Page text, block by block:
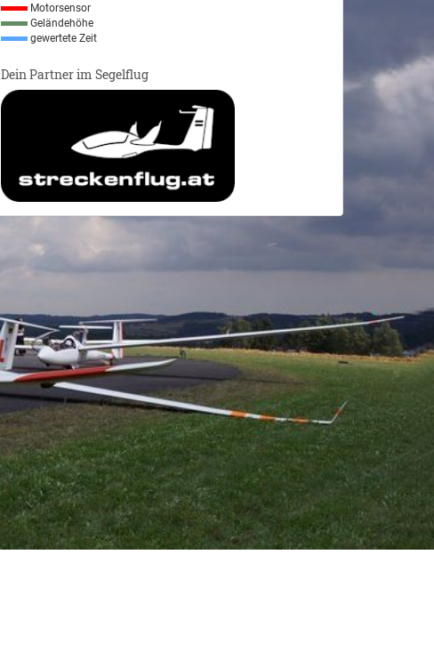
Motorsensor
Geländehöhe
gewertete Zeit
Dein Partner im Segelflug